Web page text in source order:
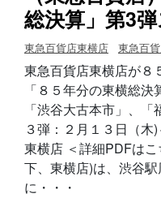
総決算」第3
東急百貨店東横店 東急百
東急百貨店東横店が８
「８５年分の東横総
「渋谷大古本市」、
３弾：２月１３日（
東横店 ＜詳細PDFは
下、東横店)は、渋谷
に・・・